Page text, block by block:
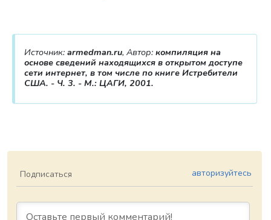
Источник: armedman.ru, Автор: компиляция на
основе сведений находящихся в открытом доступе
сети интернет, в том числе по книге Истребители
США. - Ч. 3. - М.: ЦАГИ, 2001.
Подписаться авторизуйтесь